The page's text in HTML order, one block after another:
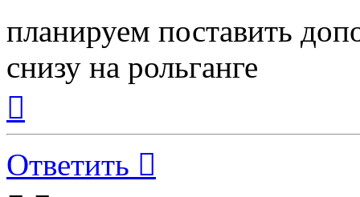
планируем поставить
снизу на рольганге
началу
Ответить